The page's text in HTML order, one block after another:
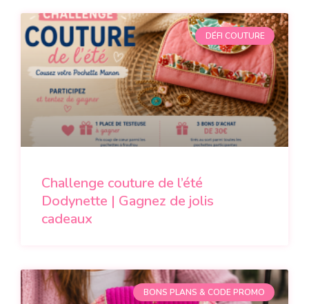
DÉFI COUTURE
Challenge couture de l’été
Dodynette | Gagnez de jolis
cadeaux
BONS PLANS & CODE PROMO